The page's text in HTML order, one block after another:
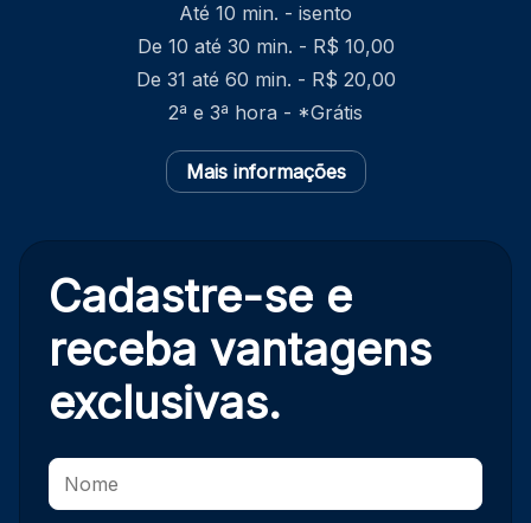
Até 10 min. - isento
De 10 até 30 min. - R$ 10,00
De 31 até 60 min. - R$ 20,00
2ª e 3ª hora - *Grátis
Mais informações
Cadastre-se e
receba vantagens
exclusivas.